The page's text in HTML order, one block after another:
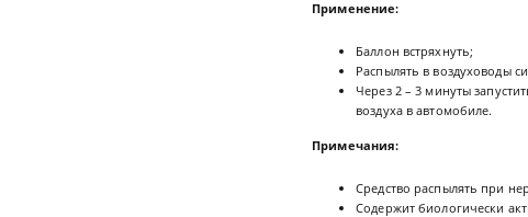
Применение:
Баллон встряхнуть;
Распылять в воздуховоды
Через 2 – 3 минуты
воздуха в автомобиле.
Примечания:
Средство распылять при
Содержит биологически